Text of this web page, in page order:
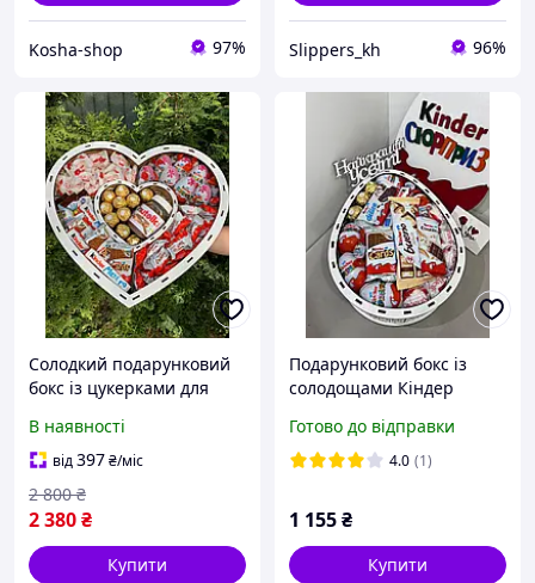
Kosha-shop 97% Slippers_kh 96%
Солодкий подарунковий
бокс із цукерками для
бокс солодощів у формі
серця на день
народження
В наявності
від397₴/міс
2 380₴
2 800 ₴
Купити
Подарунковий бокс із
солодощами Кіндер
солодкий подарунковий
набір для дівчини жінки з
Готово до відправки
4.0 (1)
1 155₴
Купити